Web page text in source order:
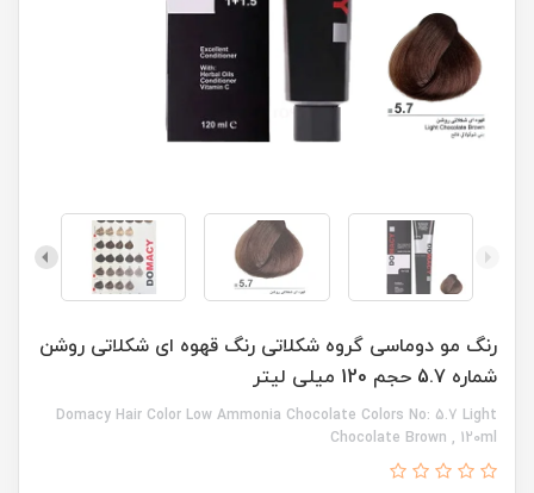
رنگ مو دوماسی گروه شکلاتی رنگ قهوه ای شکلاتی روشن
شماره 5.7 حجم 120 میلی لیتر
Domacy Hair Color Low Ammonia Chocolate Colors No: 5.7 Light
Chocolate Brown , 120ml